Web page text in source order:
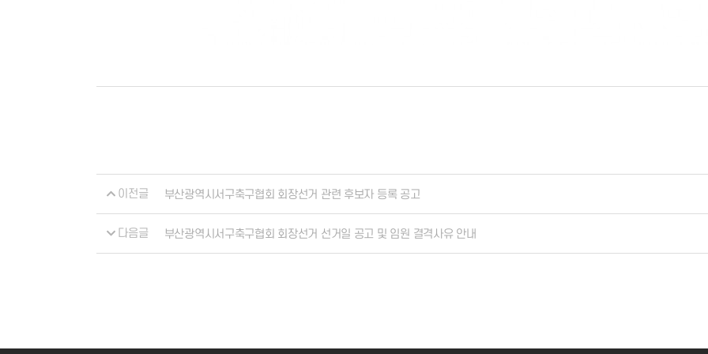
이전글 부산광역시서구축구협회 회장선거 관련 후보자 등록 공고
다음글 부산광역시서구축구협회 회장선거 선거일 공고 및 임원 결격사유 안내